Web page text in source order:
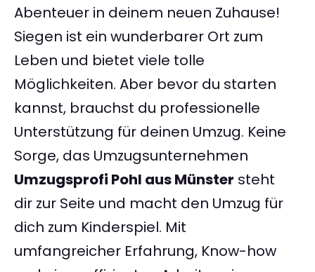
Abenteuer in deinem neuen Zuhause!
Siegen ist ein wunderbarer Ort zum
Leben und bietet viele tolle
Möglichkeiten. Aber bevor du starten
kannst, brauchst du professionelle
Unterstützung für deinen Umzug. Keine
Sorge, das Umzugsunternehmen
Umzugsprofi Pohl aus Münster steht
dir zur Seite und macht den Umzug für
dich zum Kinderspiel. Mit
umfangreicher Erfahrung, Know-how